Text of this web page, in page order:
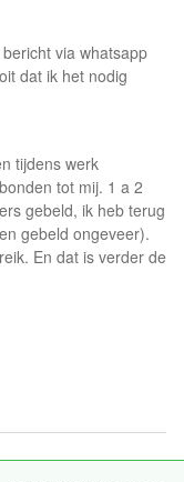
via whatsapp
dat ik het nodig
tijdens werk
tot mij. 1 a 2
gebeld, ik heb terug
gebeld ongeveer).
En dat is verder de